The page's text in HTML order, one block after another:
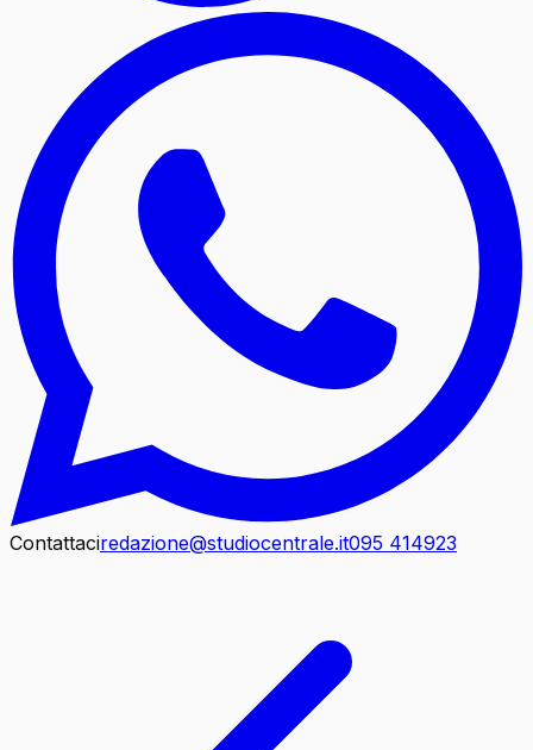
Contattaciredazione@studiocentrale.it095 414923